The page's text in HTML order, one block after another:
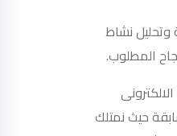
وتحليل نشاط
المطلوب.
حيث نمتلك